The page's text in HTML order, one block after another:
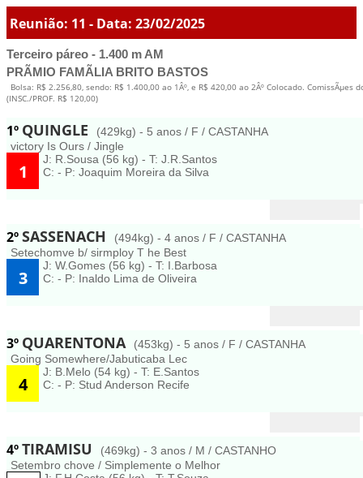
Reunião: 11 - Data: 23/02/2025
Terceiro páreo - 1.400 m AM
PRÃMIO FAMÃLIA BRITO BASTOS
Bolsa: R$ 2.256,80, sendo: R$ 1.400,00 ao 1Âº, e R$ 420,00 ao 2Âº Colocado. ComissÃµes
(INSC./PROF. R$ 120,00)
1º QUINGLE
(429kg) - 5 anos / F / CASTANHA
victory Is Ours / Jingle
1
J: R.Sousa (56 kg) - T: J.R.Santos
C: - P: Joaquim Moreira da Silva
2ºSASSENACH
(494kg) - 4 anos / F / CASTANHA
Setechomve b/ sirmploy T he Best
3
J: W.Gomes (56 kg) - T: I.Barbosa
C: - P: Inaldo Lima de Oliveira
3º QUARENTONA
(453kg) - 5 anos / F / CASTANHA
Going Somewhere/Jabuticaba Lec
4
J: B.Melo (54 kg) - T: E.Santos
C: - P: Stud Anderson Recife
4ºTIRAMISU
(469kg) - 3 anos / M / CASTANHO
Setembro chove / Simplemente o Melhor